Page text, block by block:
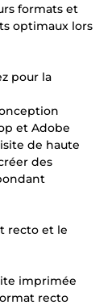
formats et
optimaux lors
pour la
et Adobe
de haute
des
recto et le
imprimée
recto